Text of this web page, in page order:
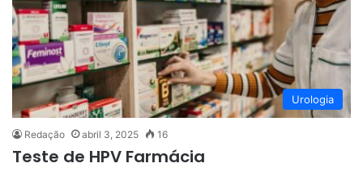
Urologia
Redação abril 3, 2025 16
Teste de HPV Farmácia